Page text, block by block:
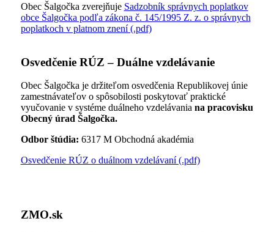
Obec Šalgočka zverejňuje Sadzobník správnych poplatkov
obce Šalgočka podľa zákona č. 145/1995 Z. z. o správnych
poplatkoch v platnom znení (.pdf)
Osvedčenie RÚZ – Duálne vzdelávanie
Obec Šalgočka je držiteľom osvedčenia Republikovej únie
zamestnávateľov o spôsobilosti poskytovať praktické
vyučovanie v systéme duálneho vzdelávania na pracovisku
Obecný úrad Šalgočka.
Odbor štúdia: 6317 M Obchodná akadémia
Osvedčenie RÚZ o duálnom vzdelávaní (.pdf)
ZMO.sk